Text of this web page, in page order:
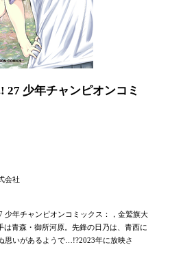
27 少年チャンピオンコミ
会社
少年チャンピオンコミックス：，金鷲旗大
は青森・御所河原。先鋒の日乃は、青西に
思いがあるようで…!?2023年に放映さ